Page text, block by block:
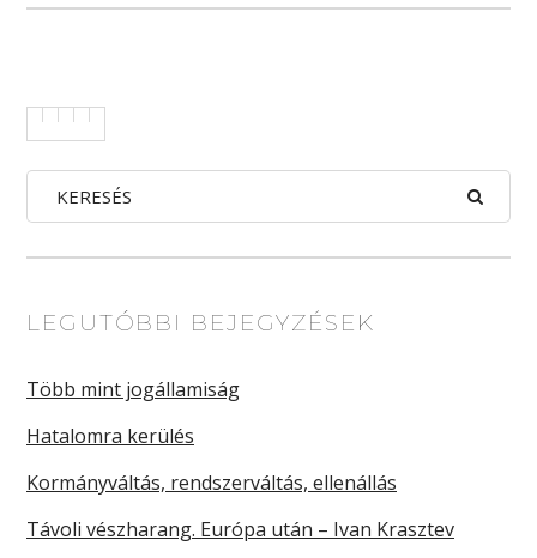
LEGUTÓBBI BEJEGYZÉSEK
Több mint jogállamiság
Hatalomra kerülés
Kormányváltás, rendszerváltás, ellenállás
Távoli vészharang. Európa után – Ivan Krasztev